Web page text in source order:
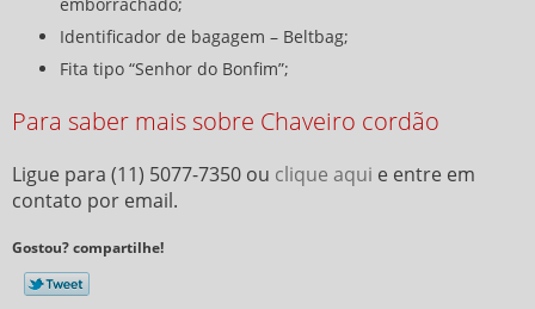
Identificador de bagagem – Beltbag;
Fita tipo “Senhor do Bonfim”;
Para saber mais sobre Chaveiro cordão
Ligue para (11) 5077-7350 ou clique aqui e entre em
contato por email.
Gostou? compartilhe!